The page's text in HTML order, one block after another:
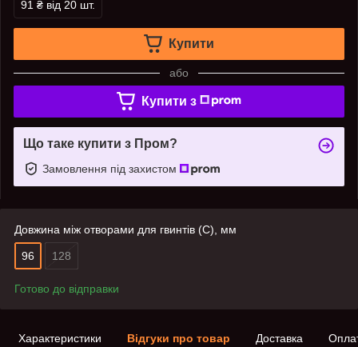
91 ₴ від 20 шт.
Купити
або
Купити з
Що таке купити з Пром?
Замовлення під захистом
Довжина між отворами для гвинтів (C), мм
96 128
Готово до відправки
Характеристики Відгуки про товар Доставка